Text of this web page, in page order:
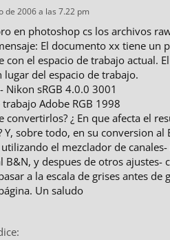
de 2006 a las 7.22 pm
en photoshop cs los archivos
El documento xx tiene un
con el espacio de trabajo actual.
lugar del espacio de trabajo.
Nikon sRGB 4.0.0 3001
trabajo Adobe RGB 1998
convertirlos? ¿ En que afecta el
Y, sobre todo, en su conversion al
el mezclador de
B&N, y despues de otros ajustes-
a la escala de grises antes de
Un saludo